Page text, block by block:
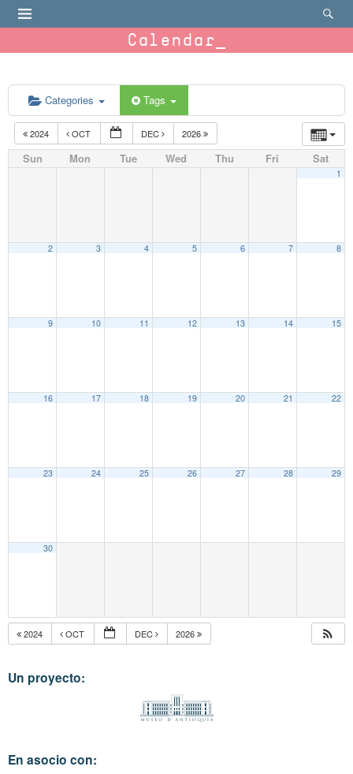
Calendar
Categories Tags
2024 OCT DEC 2026
Sun Mon Tue Wed Thu Fri Sat
1
2 3 4 5 6 7 8
9 10 11 12 13 14 15
16 17 18 19 20 21 22
23 24 25 26 27 28 29
30
2024 OCT DEC 2026
Un proyecto:
En asocio con: